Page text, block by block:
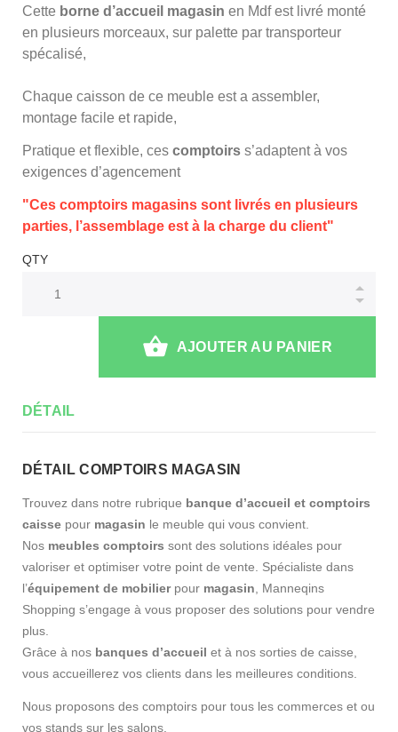
Cette borne d’accueil magasin en Mdf est livré monté
en plusieurs morceaux, sur palette par transporteur
spécalisé,
Chaque caisson de ce meuble est a assembler,
montage facile et rapide,
Pratique et flexible, ces comptoirs s’adaptent à vos
exigences d’agencement
"Ces comptoirs magasins sont livrés en plusieurs
parties, l’assemblage est à la charge du client"
QTY
AJOUTER AU PANIER
DÉTAIL
DÉTAIL COMPTOIRS MAGASIN
Trouvez dans notre rubrique banque d’accueil et comptoirs
caisse pour magasin le meuble qui vous convient.
Nos meubles comptoirs sont des solutions idéales pour
valoriser et optimiser votre point de vente. Spécialiste dans
l’équipement de mobilierpour magasin , Manneqins
Shopping s’engage à vous proposer des solutions pour vendre
plus.
Grâce à nos banques d’accueil et à nos sorties de caisse,
vous accueillerez vos clients dans les meilleures conditions.
Nous proposons des comptoirs pour tous les commerces et ou
vos stands sur les salons.